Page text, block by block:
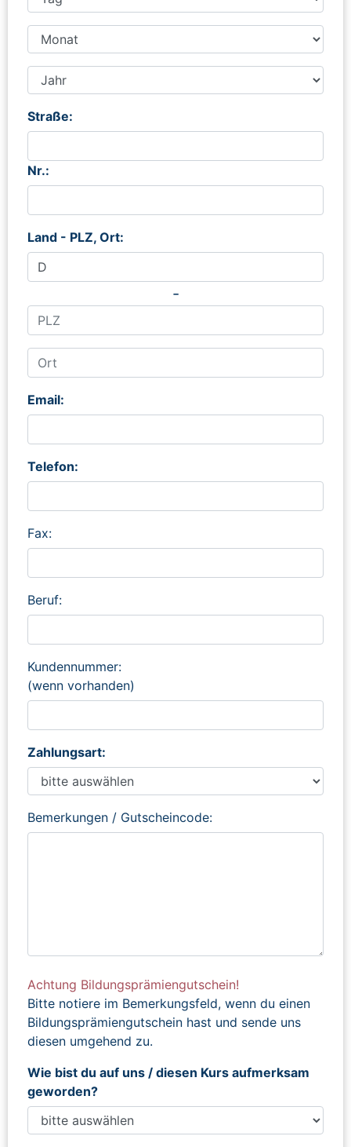
Straße:
Nr.:
Land - PLZ, Ort:
-
Email:
Telefon:
Fax:
Beruf:
Kundennummer:
(wenn vorhanden)
Zahlungsart:
Bemerkungen / Gutscheincode:
Achtung Bildungsprämiengutschein!
Bitte notiere im Bemerkungsfeld, wenn du einen
Bildungsprämiengutschein hast und sende uns
diesen umgehend zu.
Wie bist du auf uns / diesen Kurs aufmerksam
geworden?